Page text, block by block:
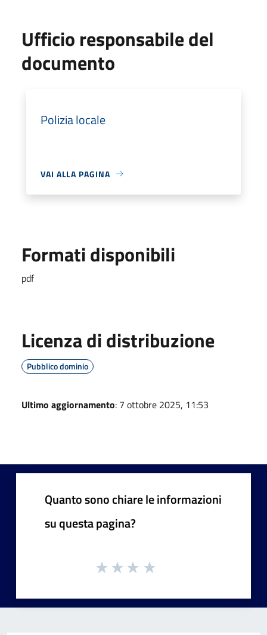
Ufficio responsabile del
documento
Polizia locale
VAI ALLA PAGINA
Formati disponibili
pdf
Licenza di distribuzione
Pubblico dominio
Ultimo aggiornamento: 7 ottobre 2025, 11:53
Quanto sono chiare le informazioni
su questa pagina?